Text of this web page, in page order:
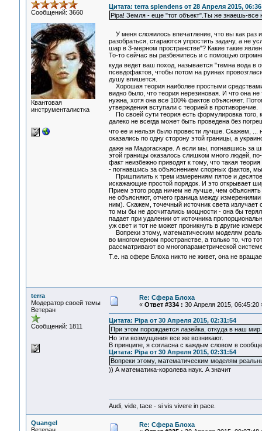
Сообщений: 3660
Квантовая
инструменталистка
Цитата: terra splendens от 28 Апреля 2015,
Pipa! Земля - еще "тот объект".Ты же знаешь-все
У меня сложилось впечатление, что вы как раз
разобраться, стараются упростить задачу, а не
шар в 3-мерном пространстве"? Какие такие
То-то сейчас вы разбежитесь и с помощью
куда ведет ваш поход, называется "темна вода в
псевдофактов, чтобы потом на руинах
душу впишется.
Хорошая теория наиболее простыми
видно было, что теория нерезиновая. И что она
нужна, хотя она все 100% фактов объясняет.
утверждения вступали с теорией в противоречие.
По своей сути теория есть формулировка того,
далеко не всегда может быть проведена без
что ее и нельзя было провести лучше. Скажем, ...
оказались по одну сторону этой границы, а
даже на Мадогаскаре. А если мы, погнавшись за
этой границы оказалось слишком много людей,
факт неизбежно приводят к тому, что такая
- погнавшись за объяснением спорных фактов,
Пришпилить к трем измерениям пятое и
искажающие простой порядок. И это открывает
Прием этого рода ничем не лучше, чем
не объясняют, отчего граница между
ним). Скажем, точечный источник света
то мы бы не досчитались мощности - она бы
падает при удалении от источника
уж свет и тот не может проникнуть в другие
Вопреки этому, математическим моделям
во многомерном пространстве, а только то, что
рассматривают во многопараметрической
Т.е. на сфере Блоха никто не живет, она не
terra
Модератор своей темы
Ветеран
Сообщений: 1811
Re: Сфера Блоха
« Ответ #334 : 30 Апреля 2015, 06:45:20
Цитата: Pipa от 30 Апреля 2015, 02:31:54
При этом порождается лазейка, откуда в наш
Но эти возмущения все же возникают.
В принципе, я согласна с каждым словом в
Цитата: Pipa от 30 Апреля 2015, 02:31:54
Вопреки этому, математическим моделям
)) А математика-королева наук. А значит
Audi, vide, tace - si vis vivere in pace.
Quangel
Re: Сфера Блоха